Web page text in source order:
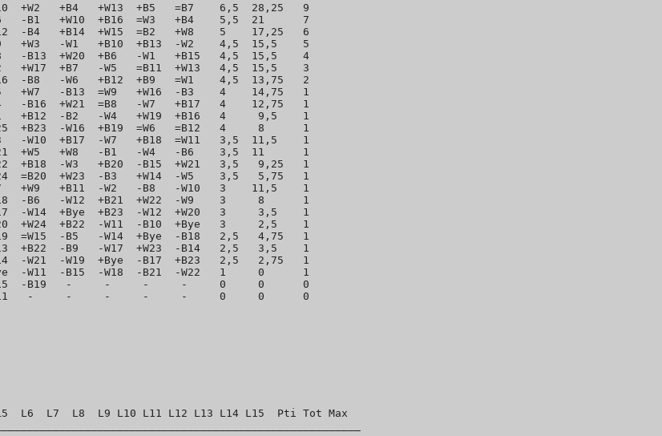
+W2   +B4   +W13  +B5   =B7    6,5  28,25   9
-B1   +W10  +B16  =W3   +B4    5,5  21      7
-B4   +B14  +W15  =B2   +W8    5    17,25   6
+W3   -W1   +B10  +B13  -W2    4,5  15,5    5
-B13  +W20  +B6   -W1   +B15   4,5  15,5    4
+W17  +B7   -W5   =B11  +W13   4,5  15,5    3
-B8   -W6   +B12  +B9   =W1    4,5  13,75   2
+W7   -B13  =W9   +W16  -B3    4    14,75   1
-B16  +W21  =B8   -W7   +B17   4    12,75   1
-B2   -W4   +W19  +B16   4     9,5    1
-W16  +B19  =W6   =B12   4     8      1
+B17  -W7   +B18  =W11   3,5  11,5    1
+W5   +W8   -B1   -W4   -B6    3,5  11      1
-W3   +B20  -B15  +W21   3,5   9,25   1
+W23  -B3   +W14  -W5    3,5   5,75   1
+W9   +B11  -W2   -B8   -W10   3    11,5    1
-B6   -W12  +B21  +W22  -W9    3     8      1
W14  +Bye  +B23  -W12  +W20   3     3,5    1
+W24  +B22  -W11  -B10  +Bye   3     2,5    1
-B5   -W14  +Bye  -B18   2,5   4,75   1
-B9   -W17  +W23  -B14   2,5   3,5    1
W21  -W19  +Bye  -B17  +B23   2,5   2,75   1
-W11  -B15  -W18  -B21  -W22   1     0      1
-B15  -B19   -     -     -     -     0     0      0
L8  L9 L10 L11 L12 L13 L14 L15  Pti Tot Max